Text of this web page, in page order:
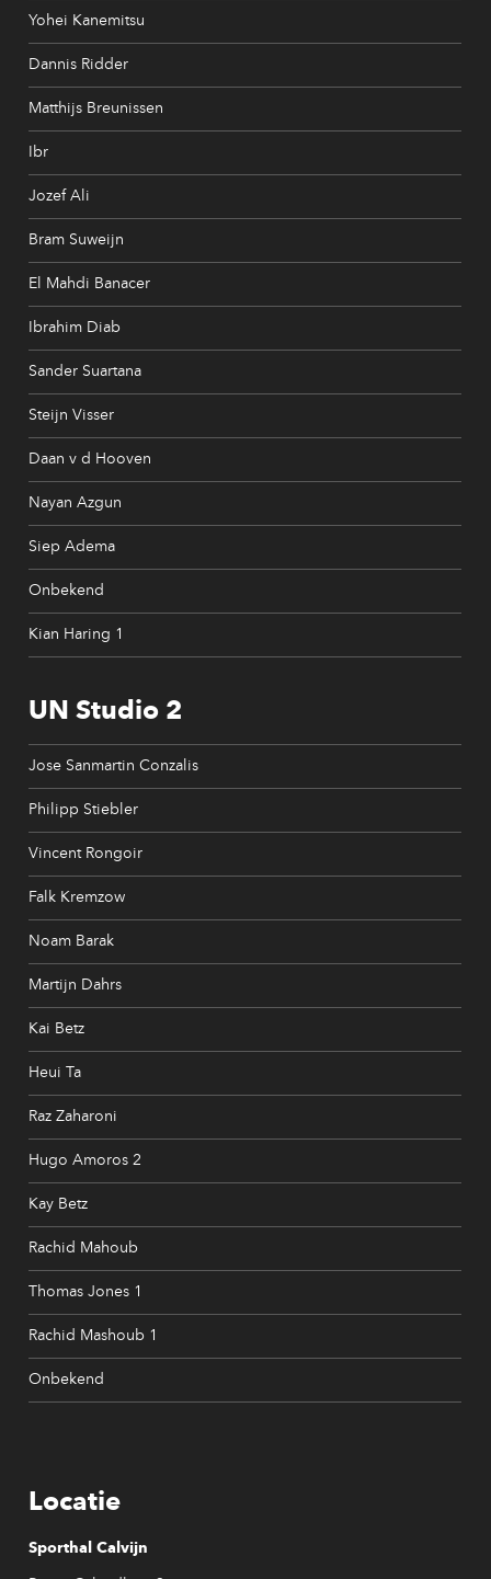
Yohei Kanemitsu
Dannis Ridder
Matthijs Breunissen
Ibr
Jozef Ali
Bram Suweijn
El Mahdi Banacer
Ibrahim Diab
Sander Suartana
Steijn Visser
Daan v d Hooven
Nayan Azgun
Siep Adema
Onbekend
Kian Haring 1
UN Studio 2
Jose Sanmartin Conzalis
Philipp Stiebler
Vincent Rongoir
Falk Kremzow
Noam Barak
Martijn Dahrs
Kai Betz
Heui Ta
Raz Zaharoni
Hugo Amoros 2
Kay Betz
Rachid Mahoub
Thomas Jones 1
Rachid Mashoub 1
Onbekend
Locatie
Sporthal Calvijn